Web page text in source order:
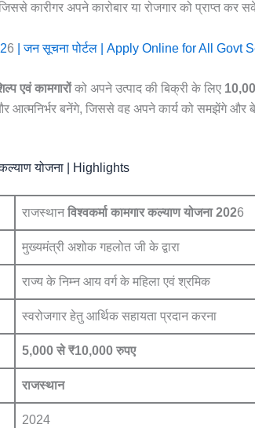
कारीगर अपने कारोबार या रोजगार को प्राप्त कर
6 | जन सूचना पोर्टल | Apply Online for All Govt
एवं कामगारोंको अपने उत्पाद की बिक्री के लिए
आत्मनिर्भर बनेंगे, जिससे वह अपने कार्य को समझेंगे
कल्याण योजना | Highlights
राजस्थानविश्वकर्मा कामगार कल्याण योजना 2026
मुख्यमंत्री अशोक गहलोत जी के द्वारा
राज्य के निम्न आय वर्ग के महिला एवं श्रमिक
स्वरोजगार हेतु आर्थिक सहायता प्रदान करना
5,000 से ₹10,000 रुपए
राजस्थान
2024